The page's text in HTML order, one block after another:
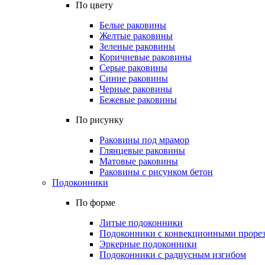
По цвету
Белые раковины
Желтые раковины
Зеленые раковины
Коричневые раковины
Серые раковины
Синие раковины
Черные раковины
Бежевые раковины
По рисунку
Раковины под мрамор
Глянцевые раковины
Матовые раковины
Раковины с рисунком бетон
Подоконники
По форме
Литые подоконники
Подоконники с конвекционными
Эркерные подоконники
Подоконники с радиусным изгибом